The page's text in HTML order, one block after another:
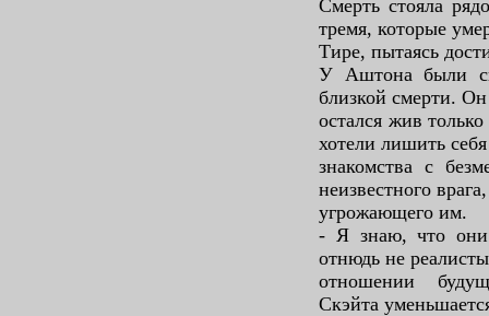
Смерть стояла
тремя, которые
Тире, пытаясь
У Аштона были
близкой смерти. Он
остался жив
хотели лишить себя
знакомства с
неизвестного врага,
угрожающего им.
- Я знаю, что
отнюдь не
отношении
Скэйта